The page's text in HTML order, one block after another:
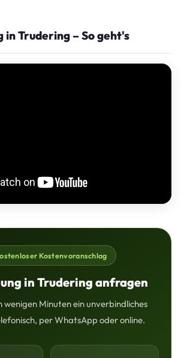
in Trudering – So geht's
Kostenvoranschlag
in Trudering anfragen
wenigen Minuten ein unverbindliches
per WhatsApp oder online.